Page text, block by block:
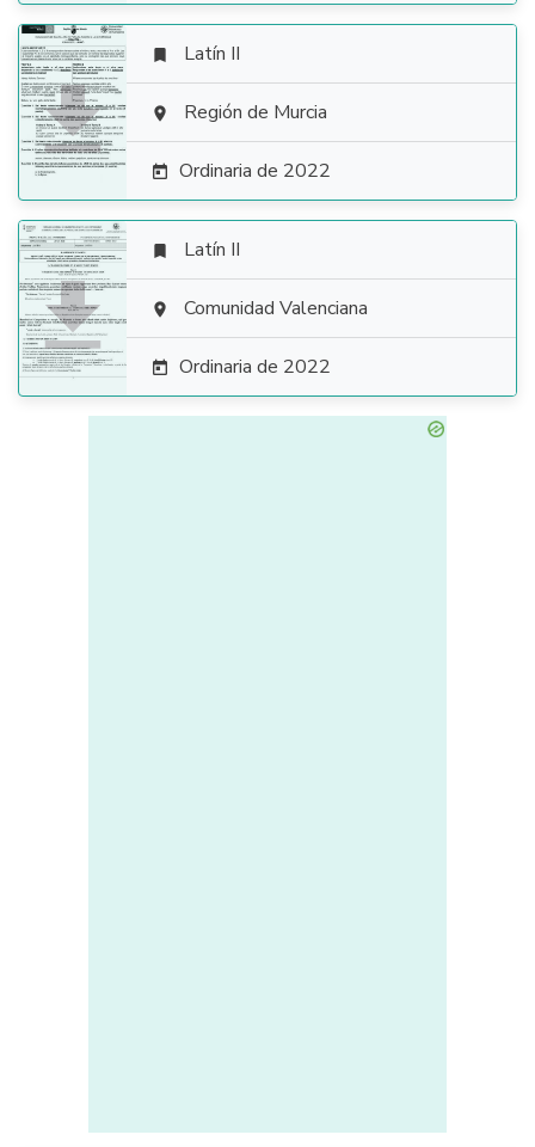

 Latín II
 Región de Murcia
 Ordinaria de 2022

 Latín II
 Comunidad Valenciana
 Ordinaria de 2022